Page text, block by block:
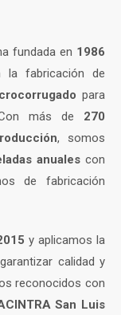
fundada en 1986
la fabricación de
para
más de 270
, somos
anuales con
de fabricación
y aplicamos la
calidad y
reconocidos con
San Luis